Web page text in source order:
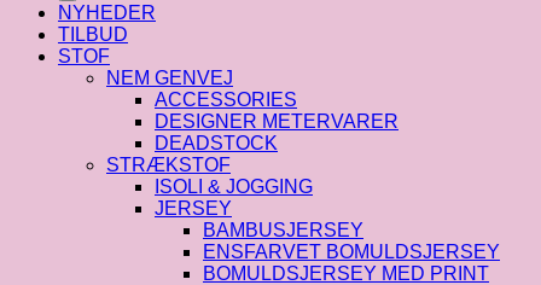
NYHEDER
TILBUD
STOF
NEM GENVEJ
ACCESSORIES
DESIGNER METERVARER
DEADSTOCK
STRÆKSTOF
ISOLI & JOGGING
JERSEY
BAMBUSJERSEY
ENSFARVET BOMULDSJERSEY
BOMULDSJERSEY MED PRINT